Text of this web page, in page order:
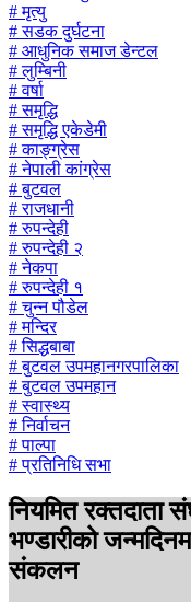
# मृत्यु
# सडक दुर्घटना
# आधुनिक समाज डेन्टल
# लुम्बिनी
# वर्षा
# समृद्धि
# समृद्धि एकेडेमी
# काङ्ग्रेस
# नेपाली कांग्रेस
# बुटवल
# राजधानी
# रुपन्देही
# रुपन्देही २
# नेकपा
# रुपन्देही १
# चुन्न पौडेल
# मन्दिर
# सिद्धबाबा
# बुटवल उपमहानगरपालिका
# बुटवल उपमहान
# स्वास्थ्य
# निर्वाचन
# पाल्पा
# प्रतिनिधि सभा
नियमित रक्तदाता
भण्डारीको
संकलन